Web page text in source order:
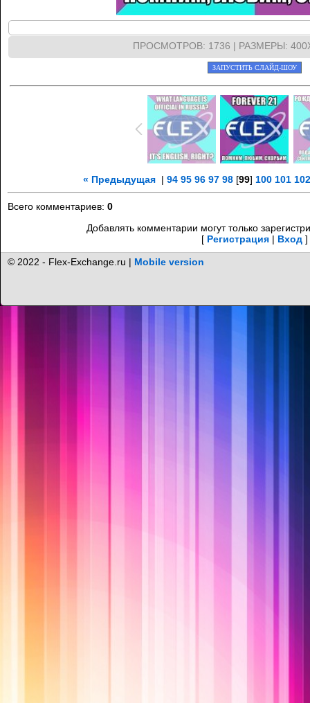
ПРОСМОТРОВ: 1736 | РАЗМЕРЫ:
« Предыдущая| 94 95 96 97 98[99] 100 101 102
Всего комментариев: 0
Добавлять комментарии могут только
[ Регистрация | Вход ]
© 2022 - Flex-Exchange.ru | Mobile version